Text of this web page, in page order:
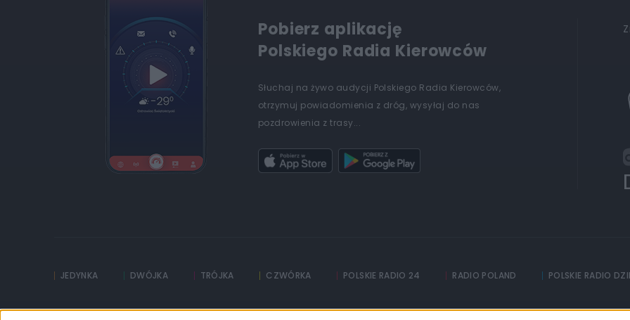
Pobierz aplikację
Polskiego Radia Kierowców
Słuchaj na żywo audycji Polskiego Radia Kierowców,
otrzymuj powiadomienia z dróg, wysyłaj do nas
pozdrowienia z trasy...
JEDYNKA DWÓJKA TRÓJKA CZWÓRKA POLSKIE RADIO 24 RADIO POLAND POLSKIE RADIO